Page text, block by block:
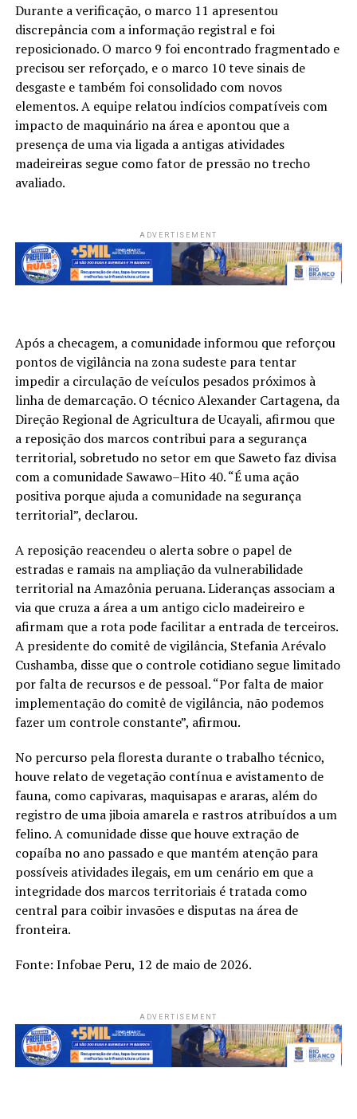
Durante a verificação, o marco 11 apresentou
discrepância com a informação registral e foi
reposicionado. O marco 9 foi encontrado fragmentado e
precisou ser reforçado, e o marco 10 teve sinais de
desgaste e também foi consolidado com novos
elementos. A equipe relatou indícios compatíveis com
impacto de maquinário na área e apontou que a
presença de uma via ligada a antigas atividades
madeireiras segue como fator de pressão no trecho
avaliado.
ADVERTISEMENT
Após a checagem, a comunidade informou que reforçou
pontos de vigilância na zona sudeste para tentar
impedir a circulação de veículos pesados próximos à
linha de demarcação. O técnico Alexander Cartagena, da
Direção Regional de Agricultura de Ucayali, afirmou que
a reposição dos marcos contribui para a segurança
territorial, sobretudo no setor em que Saweto faz divisa
com a comunidade Sawawo–Hito 40. “É uma ação
positiva porque ajuda a comunidade na segurança
territorial”, declarou.
A reposição reacendeu o alerta sobre o papel de
estradas e ramais na ampliação da vulnerabilidade
territorial na Amazônia peruana. Lideranças associam a
via que cruza a área a um antigo ciclo madeireiro e
afirmam que a rota pode facilitar a entrada de terceiros.
A presidente do comitê de vigilância, Stefania Arévalo
Cushamba, disse que o controle cotidiano segue limitado
por falta de recursos e de pessoal. “Por falta de maior
implementação do comitê de vigilância, não podemos
fazer um controle constante”, afirmou.
No percurso pela floresta durante o trabalho técnico,
houve relato de vegetação contínua e avistamento de
fauna, como capivaras, maquisapas e araras, além do
registro de uma jiboia amarela e rastros atribuídos a um
felino. A comunidade disse que houve extração de
copaíba no ano passado e que mantém atenção para
possíveis atividades ilegais, em um cenário em que a
integridade dos marcos territoriais é tratada como
central para coibir invasões e disputas na área de
fronteira.
Fonte: Infobae Peru, 12 de maio de 2026.
ADVERTISEMENT